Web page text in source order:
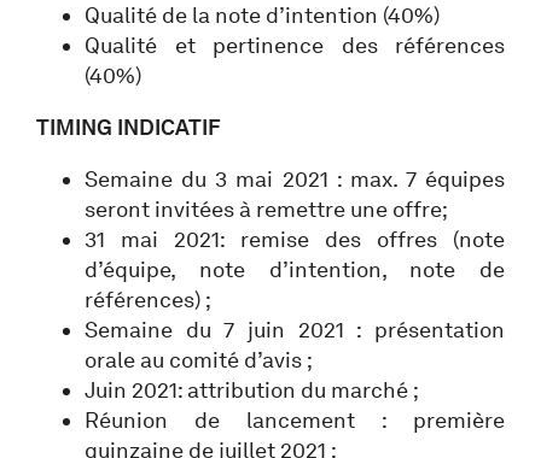
Qualité de la note d’intention (40%)
Qualité et pertinence des références
(40%)
TIMING INDICATIF
Semaine du 3 mai 2021 : max. 7 équipes
seront invitées à remettre une offre;
31 mai 2021: remise des offres (note
d’équipe, note d’intention, note de
références) ;
Semaine du 7 juin 2021 : présentation
orale au comité d’avis ;
Juin 2021: attribution du marché ;
Réunion de lancement : première
quinzaine de juillet 2021 ;